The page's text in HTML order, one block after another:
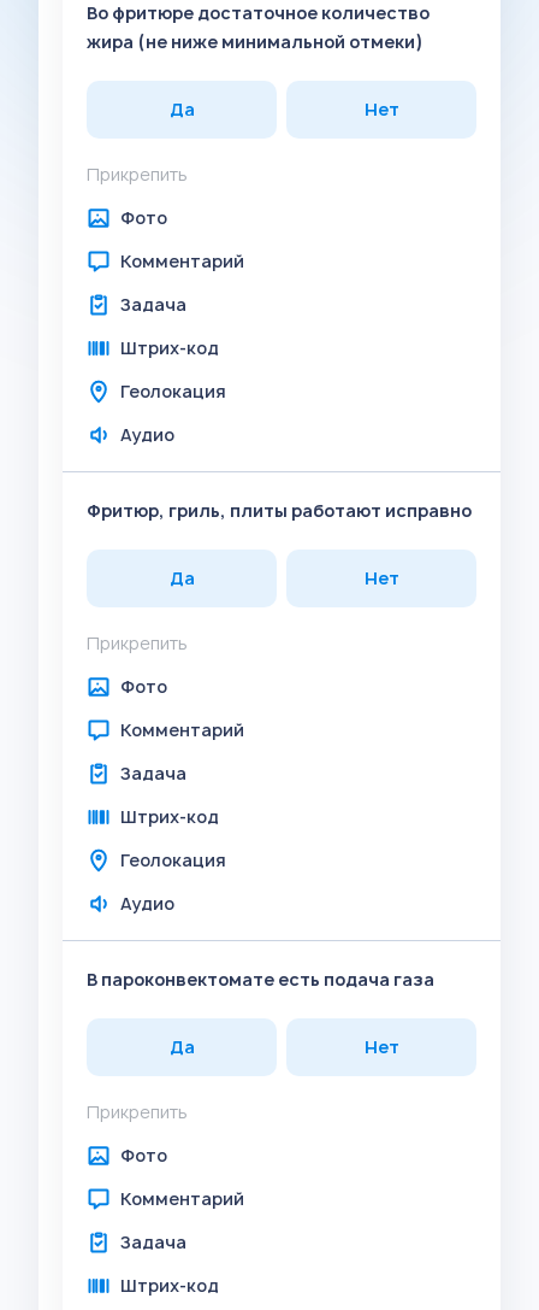
Во фритюре достаточное количество
жира (не ниже минимальной отмеки)
Да Нет
Прикрепить
Фото
Комментарий
Задача
Штрих-код
Геолокация
Аудио
Фритюр, гриль, плиты работают исправно
Да Нет
Прикрепить
Фото
Комментарий
Задача
Штрих-код
Геолокация
Аудио
В пароконвектомате есть подача газа
Да Нет
Прикрепить
Фото
Комментарий
Задача
Штрих-код